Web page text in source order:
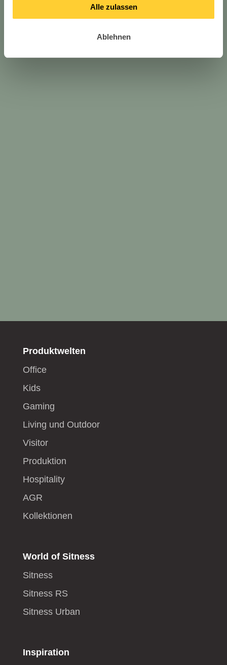
Alle zulassen
Ablehnen
Produktwelten
Office
Kids
Gaming
Living und Outdoor
Visitor
Produktion
Hospitality
AGR
Kollektionen
World of Sitness
Sitness
Sitness RS
Sitness Urban
Inspiration